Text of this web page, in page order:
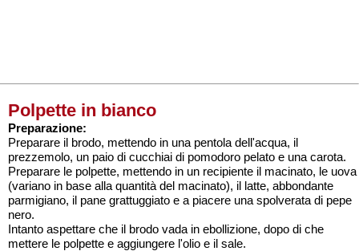
Polpette in bianco
Preparazione:
Preparare il brodo, mettendo in una pentola dell'acqua, il
prezzemolo, un paio di cucchiai di pomodoro pelato e una carota.
Preparare le polpette, mettendo in un recipiente il macinato, le uova
(variano in base alla quantità del macinato), il latte, abbondante
parmigiano, il pane grattuggiato e a piacere una spolverata di pepe
nero.
Intanto aspettare che il brodo vada in ebollizione, dopo di che
mettere le polpette e aggiungere l'olio e il sale.